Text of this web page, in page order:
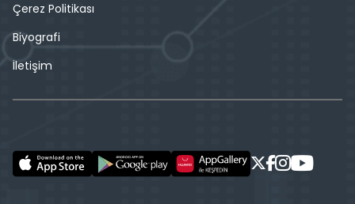
Çerez Politikası
Biyografi
İletişim